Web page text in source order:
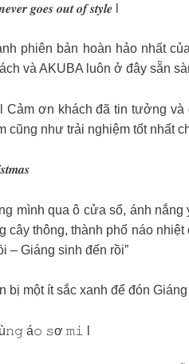
𝒈𝒐𝒆𝒔 𝒐𝒖𝒕 𝒐𝒇 𝒔𝒕𝒚𝒍𝒆 l
phiên bản hoàn hảo nhất
và AKUBA luôn ở đây sẵn
l Cảm ơn khách đã tin
cũng như trải nghiệm tốt nhất
mình qua ô cửa sổ, ánh
cây thông, thành phố náo
– Giáng sinh đến rồi”
bị một ít sắc xanh để đón
á𝚘 𝚜ơ 𝚖𝚒 l